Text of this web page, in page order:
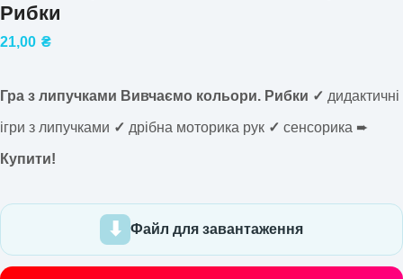
Рибки
21,00 ₴
Гра з липучками Вивчаємо кольори. Рибки ✓ дидактичні
ігри з липучками ✓ дрібна моторика рук ✓ сенсорика ➨
Купити!
Файл для завантаження